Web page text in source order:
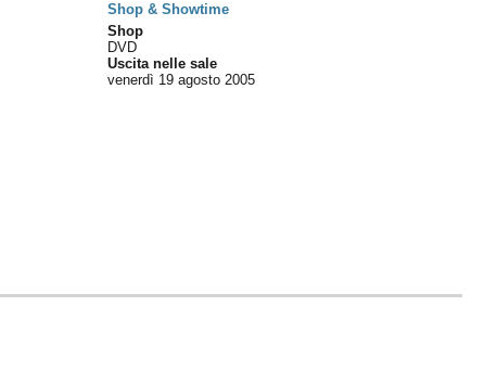
Shop & Showtime
Shop
DVD
Uscita nelle sale
venerdì 19 agosto 2005